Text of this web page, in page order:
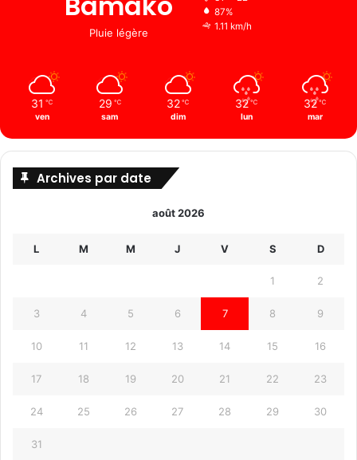
Pluie légère
87%
1.11 km/h
31 ℃
ven
29 ℃
sam
32 ℃
dim
32 ℃
lun
32 ℃
mar
Archives par date
août 2026
L M M J V S D
1 2
3 4 5 6 7 8 9
10 11 12 13 14 15 16
17 18 19 20 21 22 23
24 25 26 27 28 29 30
31